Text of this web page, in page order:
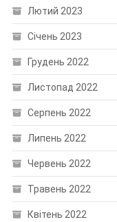
Лютий 2023
Січень 2023
Грудень 2022
Листопад 2022
Серпень 2022
Липень 2022
Червень 2022
Травень 2022
Квітень 2022